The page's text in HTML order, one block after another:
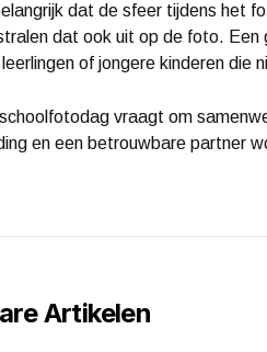
dat de sfeer tijdens het
dat ook uit op de foto.
of jongere kinderen die
vraagt om
en een betrouwbare partner
Artikelen